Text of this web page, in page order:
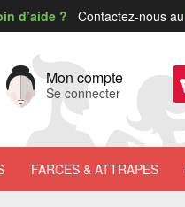
d’aide ? Contactez-nous au
Mon compte
Se connecter
FARCES & ATTRAPES